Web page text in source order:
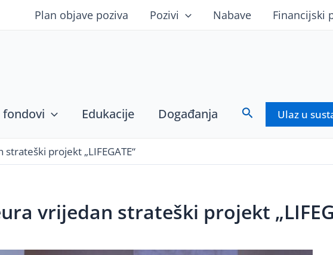
Plan objave poziva Pozivi Nabave Financijski
fondovi Edukacije Događanja SearchUlaz u
projekt „LIFEGATE“
vrijedan strateški projekt